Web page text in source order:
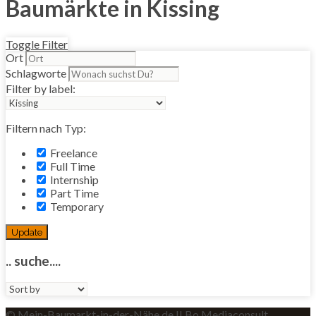
Baumärkte in Kissing
Toggle Filter
Ort
Schlagworte
Filter by label:
Filtern nach Typ:
Freelance
Full Time
Internship
Part Time
Temporary
Update
.. suche....
Sort